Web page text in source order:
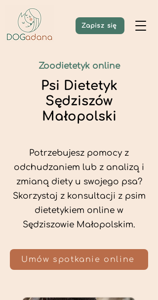
Zapisz się
Zoodietetyk online
Psi Dietetyk
Sędziszów
Małopolski
Potrzebujesz pomocy z
odchudzaniem lub z analizą i
zmianą diety u swojego psa?
Skorzystaj z konsultacji z psim
dietetykiem online w
Sędziszowie Małopolskim.
Umów spotkanie online